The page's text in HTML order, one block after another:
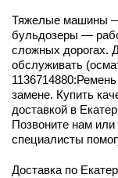
Тяжелые машины —
бульдозеры —
сложных дорогах.
обслуживать
замене. Купить
доставкой в
Позвоните нам
специалисты
Доставка по